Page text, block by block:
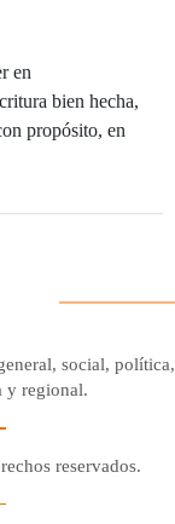
en
bien hecha,
propósito, en
social, política,
y regional.
reservados.